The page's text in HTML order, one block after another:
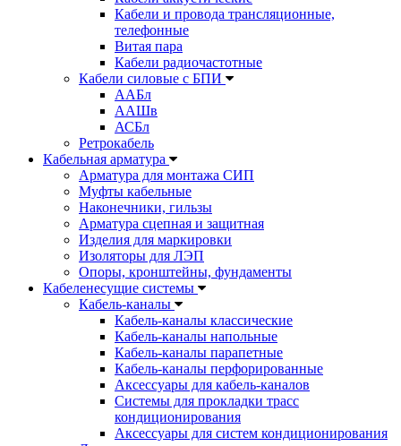
Кабели и провода трансляционные,
телефонные
Витая пара
Кабели радиочастотные
Кабели силовые с БПИ
ААБл
ААШв
АСБл
Ретрокабель
Кабельная арматура
Арматура для монтажа СИП
Муфты кабельные
Наконечники, гильзы
Арматура сцепная и защитная
Изделия для маркировки
Изоляторы для ЛЭП
Опоры, кронштейны, фундаменты
Кабеленесущие системы
Кабель-каналы
Кабель-каналы классические
Кабель-каналы напольные
Кабель-каналы парапетные
Кабель-каналы перфорированные
Аксессуары для кабель-каналов
Системы для прокладки трасс
кондиционирования
Аксессуары для систем кондиционирования